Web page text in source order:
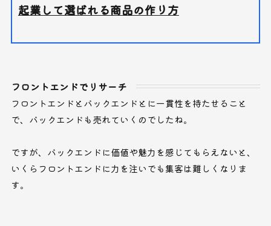
起業して選ばれる商品の作り方
フロントエンドでリサーチ
フロントエンドとバックエンドとに一貫性を持たせること
で、バックエンドも売れていくのでしたね。
ですが、バックエンドに価値や魅力を感じてもらえないと、
いくらフロントエンドに力を注いでも集客は難しくなりま
す。